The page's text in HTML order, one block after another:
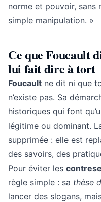
norme et pouvoir, sans
simple manipulation. »
Ce que Foucault
lui fait dire à tort
Foucault ne dit ni que
n’existe pas. Sa
historiques qui font
légitime ou dominant.
supprimée : elle est
des savoirs, des
Pour éviter les
règle simple : sa thèse
lancer des slogans,